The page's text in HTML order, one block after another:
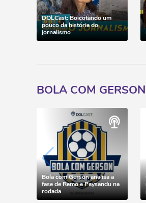
DOLCast: Boicotando um
pouco da história do
jornalismo
BOLA COM GERSON
Bola com Gerson analisa a
fase de Remo e Paysandu na
rodada